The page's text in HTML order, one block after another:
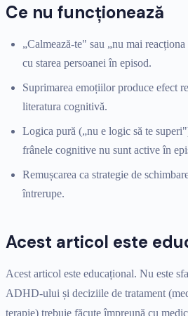
Ce nu funcționează
„Calmează-te" sau „nu mai
cu starea persoanei în episod.
Suprimarea emoțiilor produce efect
literatura cognitivă.
Logica pură („nu e logic să te
frânele cognitive nu sunt active în
Remușcarea ca strategie de
întrerupe.
Acest articol este
Acest articol este educațional. Nu este
ADHD-ului și deciziile de tratament
terapie) trebuie făcute împreună cu